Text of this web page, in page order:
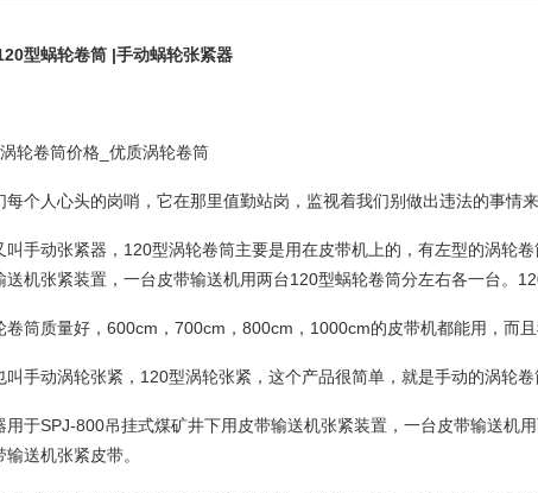
型蜗轮卷筒 |手动蜗轮张紧器
涡轮卷筒价格 优质涡轮卷筒
每个人心头的岗哨，它在那里值勤站岗，监视着我们别做出违法的事情来
手动张紧器， 120型涡轮卷筒主要是用在皮带机上的，有左型的涡轮
送机张紧装置，一台皮带输送机用两台120型蜗轮卷筒分左右各一台。
筒质量好， 600cm ， 700cm ， 800cm ， 1000cm的皮带机都能用，而
手动涡轮张紧， 120型涡轮张紧，这个产品很简单，就是手动的涡轮卷
用于SPJ-800吊挂式煤矿井下用皮带输送机张紧装置，一台皮带输送机
送机张紧皮带。